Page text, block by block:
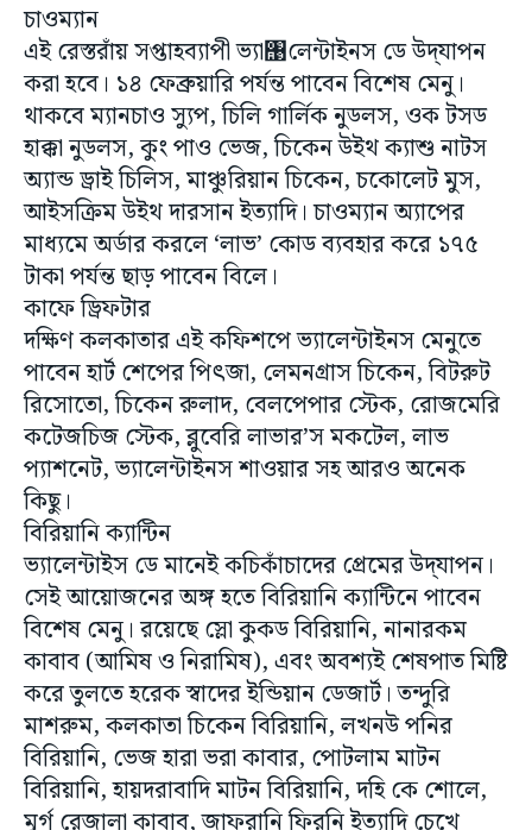
চাওম্যান
এই রেস্তরাঁয় সপ্তাহব্যাপী ভ্যা঩লেন্টাইনস ডে উদ্‌যাপন
করা হবে। ১৪ ফেব্রুয়ারি পর্যন্ত পাবেন বিশেষ মেনু।
থাকবে ম্যানচাও স্যুপ, চিলি গার্লিক নুডলস, ওক টসড
হাক্কা নুডলস, কুং পাও ভেজ, চিকেন উইথ ক্যাশু নাটস
অ্যান্ড ড্রাই চিলিস, মাঞ্চুরিয়ান চিকেন, চকোলেট মুস,
আইসক্রিম উইথ দারসান ইত্যাদি। চাওম্যান অ্যাপের
মাধ্যমে অর্ডার করলে ‘লাভ’ কোড ব্যবহার করে ১৭৫
টাকা পর্যন্ত ছাড় পাবেন বিলে।
কাফে ড্রিফটার
দক্ষিণ কলকাতার এই কফিশপে ভ্যালেন্টাইনস মেনুতে
পাবেন হার্ট শেপের পিৎজা, লেমনগ্রাস চিকেন, বিটরুট
রিসোতো, চিকেন রুলাদ, বেলপেপার স্টেক, রোজমেরি
কটেজচিজ স্টেক, ব্লুবেরি লাভার’স মকটেল, লাভ
প্যাশনেট, ভ্যালেন্টাইনস শাওয়ার সহ আরও অনেক
কিছু।
বিরিয়ানি ক্যান্টিন
ভ্যালেন্টাইস ডে মানেই কচিকাঁচাদের প্রেমের উদ্‌যাপন।
সেই আয়োজনের অঙ্গ হতে বিরিয়ানি ক্যান্টিনে পাবেন
বিশেষ মেনু। রয়েছে স্লো কুকড বিরিয়ানি, নানারকম
কাবাব (আমিষ ও নিরামিষ), এবং অবশ্যই শেষপাত মিষ্টি
করে তুলতে হরেক স্বাদের ইন্ডিয়ান ডেজার্ট। তন্দুরি
মাশরুম, কলকাতা চিকেন বিরিয়ানি, লখনউ পনির
বিরিয়ানি, ভেজ হারা ভরা কাবার, পোটলাম মাটন
বিরিয়ানি, হায়দরাবাদি মাটন বিরিয়ানি, দহি কে শোলে,